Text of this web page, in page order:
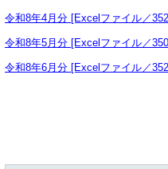
令和8年4月分 [Excelファイル／
令和8年5月分 [Excelファイル／
令和8年6月分 [Excelファイル／